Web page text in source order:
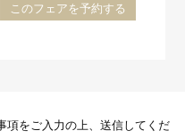
このフェアを予約する